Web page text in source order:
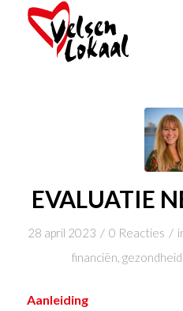
EVALUATIE
28 april 2023 / 0 Reacties /
financiën,gezondheid
Aanleiding